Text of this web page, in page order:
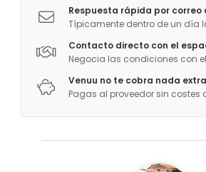
Respuesta rápida por correo
Típicamente dentro de un día
Contacto directo con el
Negocia las condiciones con
Venuu no te cobra nada extra
Pagas al proveedor sin costes